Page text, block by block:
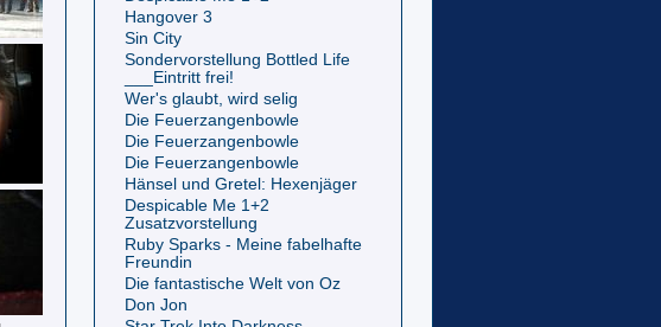
Hangover 3
Sin City
Sondervorstellung Bottled Life
___Eintritt frei!
Wer's glaubt, wird selig
Die Feuerzangenbowle
Die Feuerzangenbowle
Die Feuerzangenbowle
Hänsel und Gretel: Hexenjäger
Despicable Me 1+2
Zusatzvorstellung
Ruby Sparks - Meine fabelhafte
Freundin
Die fantastische Welt von Oz
Don Jon